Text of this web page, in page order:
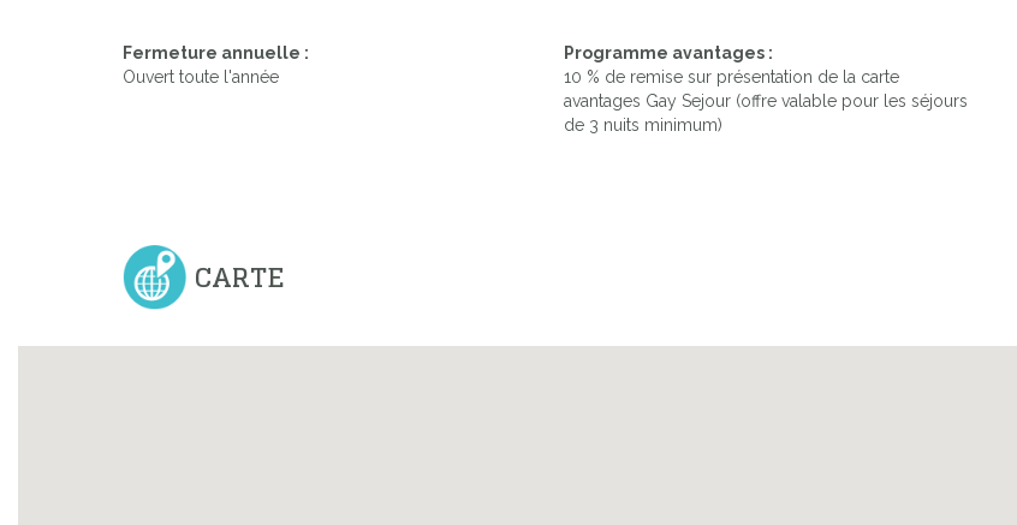
L'ANNEXE
Fermeture annuelle :
Ouvert toute l'année
Programme avantages :
10 % de remise sur présentation de la carte
avantages Gay Sejour (offre valable pour les séjours
de 3 nuits minimum)
CARTE